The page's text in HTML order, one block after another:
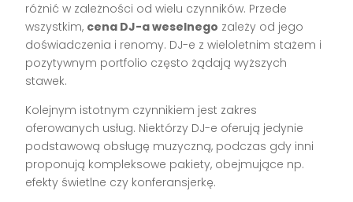
różnić w zależności od wielu czynników. Przede
wszystkim, cena DJ-a weselnego zależy od jego
doświadczenia i renomy. DJ-e z wieloletnim stażem i
pozytywnym portfolio często żądają wyższych
stawek.
Kolejnym istotnym czynnikiem jest zakres
oferowanych usług. Niektórzy DJ-e oferują jedynie
podstawową obsługę muzyczną, podczas gdy inni
proponują kompleksowe pakiety, obejmujące np.
efekty świetlne czy konferansjerkę.